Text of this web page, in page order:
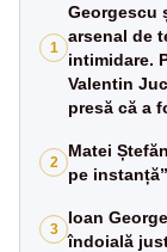
1
Georgescu
arsenal de
intimidare.
Valentin
presă că a
2
Matei
pe instanță”
3
Ioan
îndoială